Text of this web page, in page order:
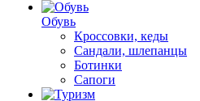
Обувь
Кроссовки, кеды
Сандали, шлепанцы
Ботинки
Сапоги